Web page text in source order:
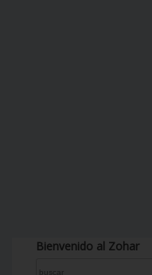
Bienvenido al Zohar